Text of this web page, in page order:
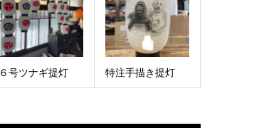
６号ツナギ提灯 特注手描き提灯